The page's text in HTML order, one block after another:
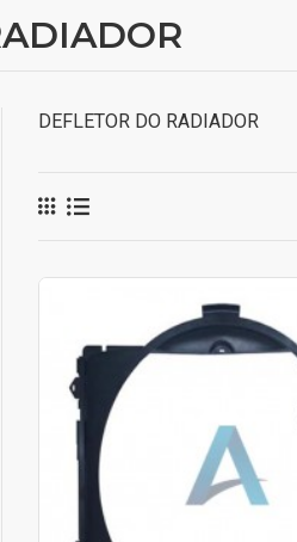
DEFLETOR DO RADIADOR